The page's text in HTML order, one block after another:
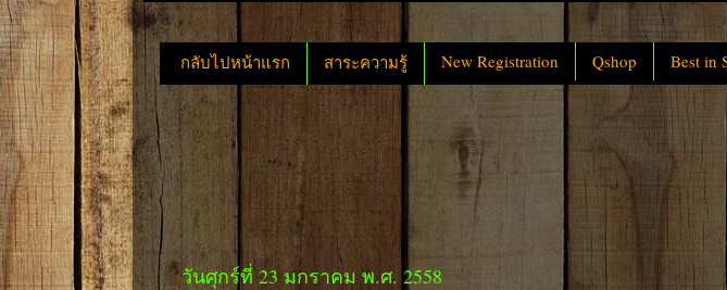
กลับไปหน้าแรก สาระความรู้ New Registration Qshop Best in
วันศุกร์ที่ 23 มกราคม พ.ศ. 2558